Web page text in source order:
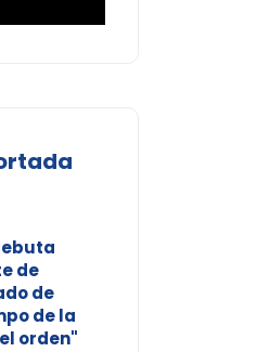
de
de
de la
orden"